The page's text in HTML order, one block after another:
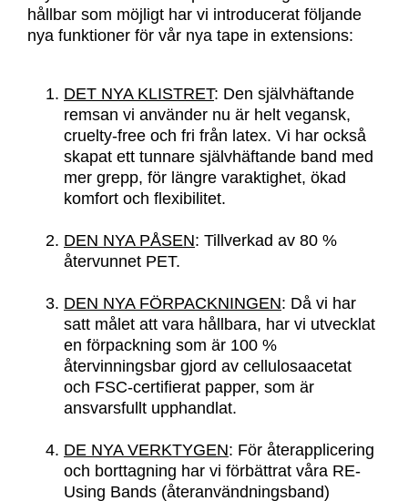
hållbar som möjligt har vi introducerat följande
nya funktioner för vår nya tape in extensions:
DET NYA KLISTRET: Den självhäftande
remsan vi använder nu är helt vegansk,
cruelty-free och fri från latex. Vi har också
skapat ett tunnare självhäftande band med
mer grepp, för längre varaktighet, ökad
komfort och flexibilitet.
DEN NYA PÅSEN: Tillverkad av 80 %
återvunnet PET.
DEN NYA FÖRPACKNINGEN: Då vi har
satt målet att vara hållbara, har vi utvecklat
en förpackning som är 100 %
återvinningsbar gjord av cellulosaacetat
och FSC-certifierat papper, som är
ansvarsfullt upphandlat.
DE NYA VERKTYGEN: För återapplicering
och borttagning har vi förbättrat våra RE-
Using Bands (återanvändningsband)